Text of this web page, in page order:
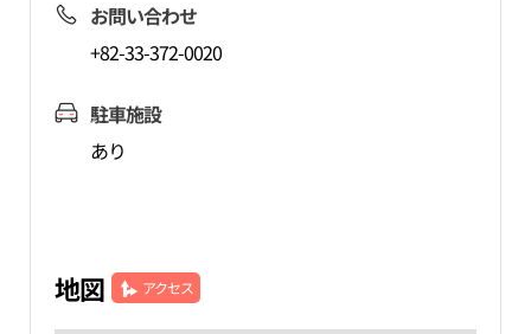
お問い合わせ
+82-33-372-0020
駐車施設
あり
地図 アクセス